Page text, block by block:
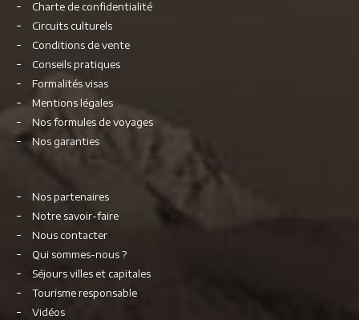
Charte de confidentialité
Circuits culturels
Conditions de vente
Conseils pratiques
Formalités visas
Mentions légales
Nos formules de voyages
Nos garanties
Nos partenaires
Notre savoir-faire
Nous contacter
Qui sommes-nous ?
Séjours villes et capitales
Tourisme responsable
Vidéos